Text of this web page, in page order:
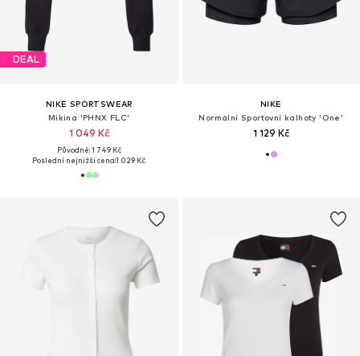
DEAL
NIKE SPORTSWEAR
Mikina 'PHNX FLC'
1 049 Kč
Původně: 1 749 Kč
Poslední nejnižší cena:1 029 Kč
NIKE
Normální Sportovní kalhoty 'One'
1 129 Kč